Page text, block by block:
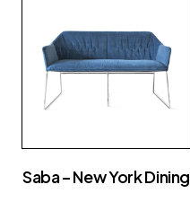
Saba – New York Dining